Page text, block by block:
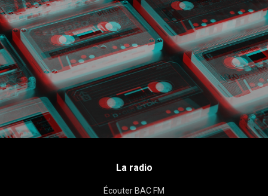
La radio
Écouter BAC FM